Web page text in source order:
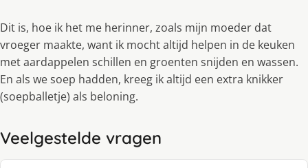
Dit is, hoe ik het me herinner, zoals mijn moeder dat
vroeger maakte, want ik mocht altijd helpen in de keuken
met aardappelen schillen en groenten snijden en wassen.
En als we soep hadden, kreeg ik altijd een extra knikker
(soepballetje) als beloning.
Veelgestelde vragen